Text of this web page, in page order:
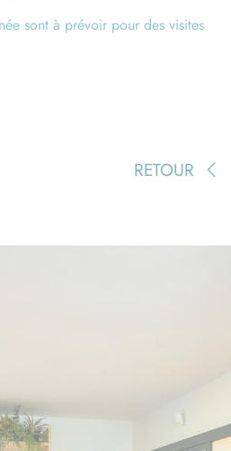
sont à prévoir pour des visites
RETOUR